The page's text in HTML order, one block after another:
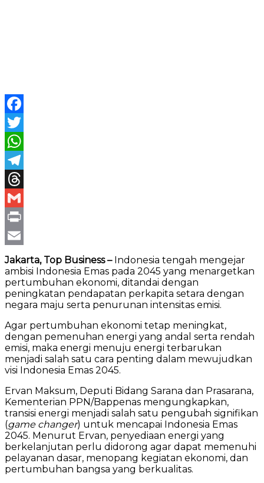
Facebook
Twitter
WhatsApp
Telegram
Threads
Gmail
Print
Email
Jakarta, Top Business – Indonesia tengah mengejar
ambisi Indonesia Emas pada 2045 yang menargetkan
pertumbuhan ekonomi, ditandai dengan
peningkatan pendapatan perkapita setara dengan
negara maju serta penurunan intensitas emisi.
Agar pertumbuhan ekonomi tetap meningkat,
dengan pemenuhan energi yang andal serta rendah
emisi, maka energi menuju energi terbarukan
menjadi salah satu cara penting dalam mewujudkan
visi Indonesia Emas 2045.
Ervan Maksum, Deputi Bidang Sarana dan Prasarana,
Kementerian PPN/Bappenas mengungkapkan,
transisi energi menjadi salah satu pengubah signifikan
(game changer) untuk mencapai Indonesia Emas
2045. Menurut Ervan, penyediaan energi yang
berkelanjutan perlu didorong agar dapat memenuhi
pelayanan dasar, menopang kegiatan ekonomi, dan
pertumbuhan bangsa yang berkualitas.